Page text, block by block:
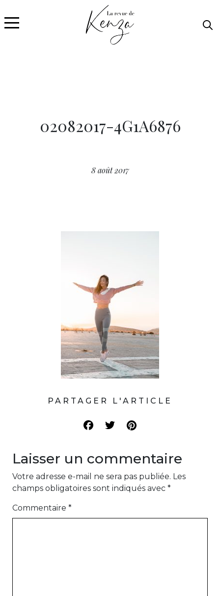
02082017-4G1A6876
8 août 2017
PARTAGER L'ARTICLE
Laisser un commentaire
Votre adresse e-mail ne sera pas publiée. Les
champs obligatoires sont indiqués avec *
Commentaire *